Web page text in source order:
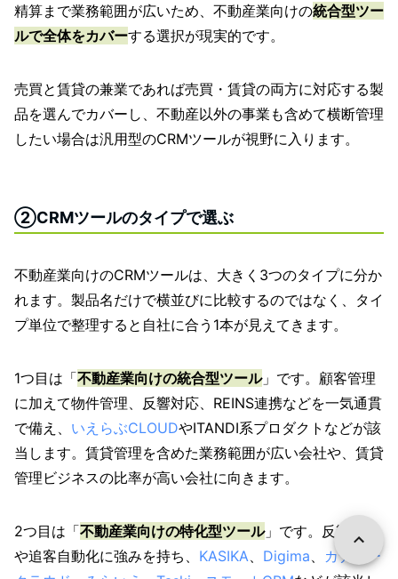
精算まで業務範囲が広いため、不動産業向けの統合型ツー
ルで全体をカバーする選択が現実的です。
売買と賃貸の兼業であれば売買・賃貸の両方に対応する製
品を選んでカバーし、不動産以外の事業も含めて横断管理
したい場合は汎用型のCRMツールが視野に入ります。
②CRMツールのタイプで選ぶ
不動産業向けのCRMツールは、大きく3つのタイプに分か
れます。製品名だけで横並びに比較するのではなく、タイ
プ単位で整理すると自社に合う1本が見えてきます。
1つ目は「不動産業向けの統合型ツール」です。顧客管理
に加えて物件管理、反響対応、REINS連携などを一気通貫
で備え、 いえらぶCLOUDやITANDI系プロダクトなどが該
当します。賃貸管理を含めた業務範囲が広い会社や、賃貸
管理ビジネスの比率が高い会社に向きます。
2つ目は「不動産業向けの特化型ツール」です。反響対応
や追客自動化に強みを持ち、 KASIKA Digima
カナリー